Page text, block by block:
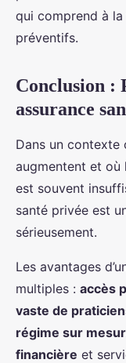
qui comprend à
préventifs.
Conclusion :
assurance
Dans un contexte
augmentent et où
est souvent
santé privée est
sérieusement.
Les avantages
multiples : accès
vaste de
régime sur
financière et